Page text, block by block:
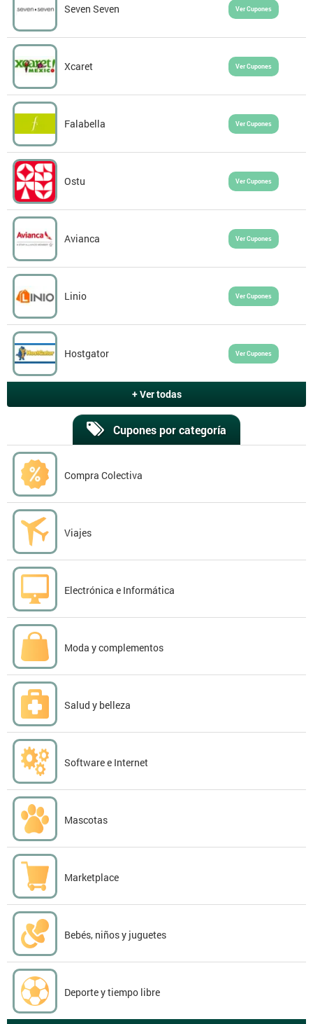
Seven Seven Ver Cupones
Xcaret Ver Cupones
Falabella Ver Cupones
Ostu Ver Cupones
Avianca Ver Cupones
Linio Ver Cupones
Hostgator Ver Cupones
+ Ver todas
Cupones por categoría
Compra Colectiva
Viajes
Electrónica e Informática
Moda y complementos
Salud y belleza
Software e Internet
Mascotas
Marketplace
Bebés, niños y juguetes
Deporte y tiempo libre